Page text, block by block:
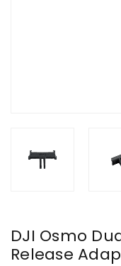
DJI Osmo
Release